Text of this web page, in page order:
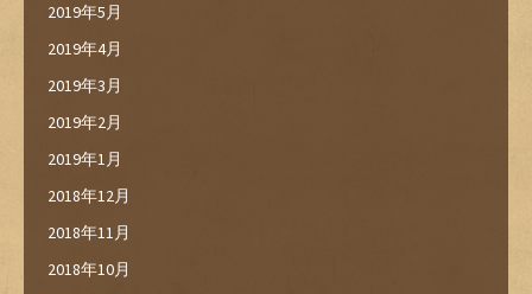
2019年5月
2019年4月
2019年3月
2019年2月
2019年1月
2018年12月
2018年11月
2018年10月